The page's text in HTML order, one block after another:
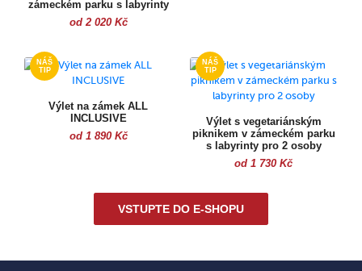
zámeckém parku s labyrinty
od 2 020 Kč
Výlet na zámek ALL
INCLUSIVE
od 1 890 Kč
Výlet s vegetariánským
piknikem v zámeckém parku
s labyrinty pro 2 osoby
od 1 730 Kč
VSTUPTE DO E-SHOPU